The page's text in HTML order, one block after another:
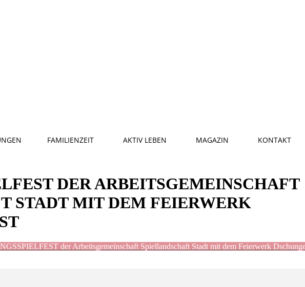
FAMILIENZEIT AKTIV LEBEN MAGAZIN KONTAKT
DER ARBEITSGEMEINSCHAFT
STADT MIT DEM FEIERWERK
der Arbeitsgemeinschaft Spiellandschaft Stadt mit dem Feierwerk